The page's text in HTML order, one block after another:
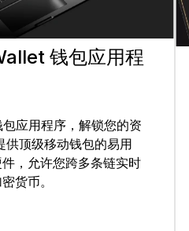
钱包应用程
应用程序，解锁您的资
供顶级移动钱包的易用
，允许您跨多条链实时
货币。